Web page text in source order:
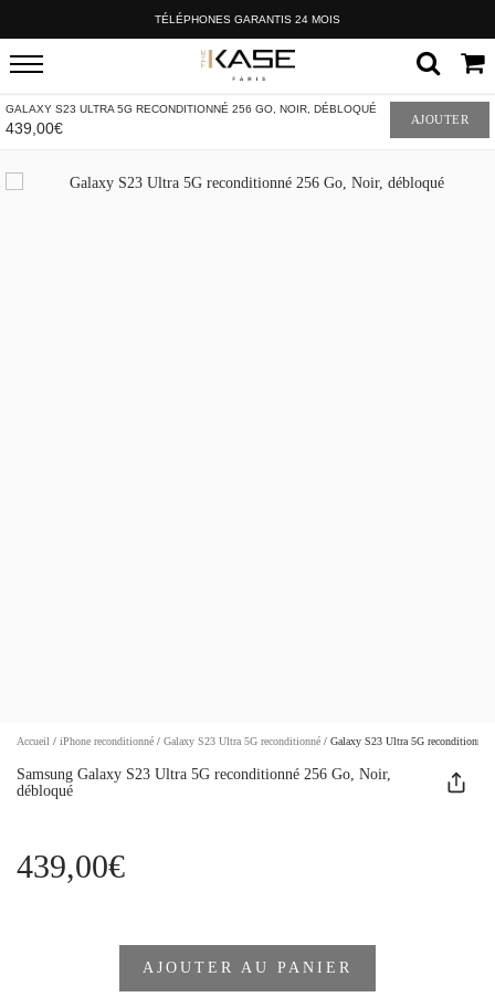
TÉLÉPHONES GARANTIS 24 MOIS
GALAXY S23 ULTRA 5G RECONDITIONNÉ 256 GO, NOIR, DÉBLOQUÉ
439,00€ AJOUTER
Accueil / iPhone reconditionné / Galaxy S23 Ultra 5G reconditionné / Galaxy S23 Ultra 5G reconditionné
Samsung Galaxy S23 Ultra 5G reconditionné 256 Go, Noir,
débloqué
439,00€
AJOUTER AU PANIER